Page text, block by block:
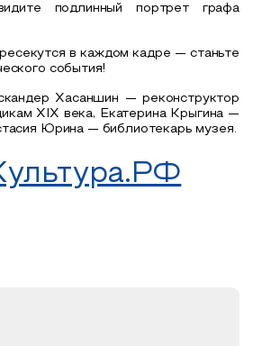
подлинный портрет графа
в каждом кадре — станьте
события!
Хасаншин — реконструктор
XIX века, Екатерина Крыгина —
Юрина — библиотекарь музея.